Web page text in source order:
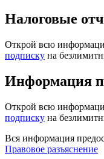
Налоговые
Открой всю
подписку на
Информация
Открой всю
подписку на
Вся информация
Правовое разъяснение